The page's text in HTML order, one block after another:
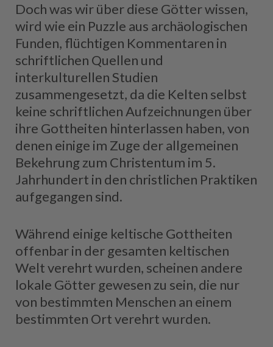
Doch was wir über diese Götter wissen,
wird wie ein Puzzle aus archäologischen
Funden, flüchtigen Kommentaren in
schriftlichen Quellen und
interkulturellen Studien
zusammengesetzt, da die Kelten selbst
keine schriftlichen Aufzeichnungen über
ihre Gottheiten hinterlassen haben, von
denen einige im Zuge der allgemeinen
Bekehrung zum Christentum im 5.
Jahrhundert in den christlichen Praktiken
aufgegangen sind.
Während einige keltische Gottheiten
offenbar in der gesamten keltischen
Welt verehrt wurden, scheinen andere
lokale Götter gewesen zu sein, die nur
von bestimmten Menschen an einem
bestimmten Ort verehrt wurden.